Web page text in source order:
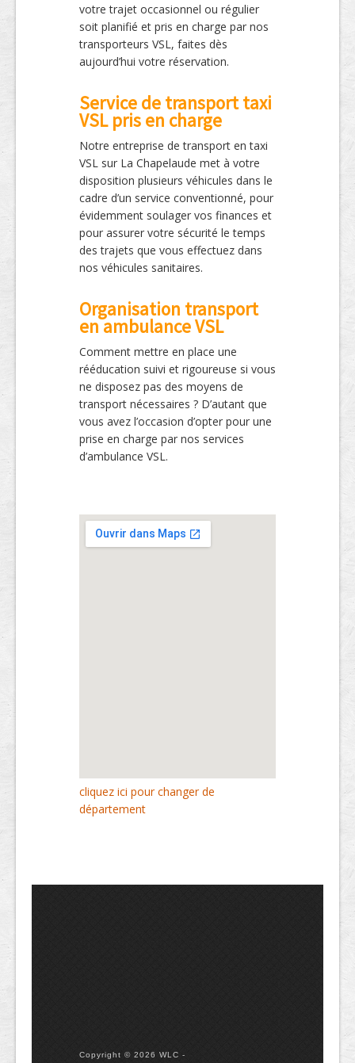
votre trajet occasionnel ou régulier
soit planifié et pris en charge par nos
transporteurs VSL, faites dès
aujourd’hui votre réservation.
Service de transport taxi
VSL pris en charge
Notre entreprise de transport en taxi
VSL sur La Chapelaude met à votre
disposition plusieurs véhicules dans le
cadre d’un service conventionné, pour
évidemment soulager vos finances et
pour assurer votre sécurité le temps
des trajets que vous effectuez dans
nos véhicules sanitaires.
Organisation transport
en ambulance VSL
Comment mettre en place une
rééducation suivi et rigoureuse si vous
ne disposez pas des moyens de
transport nécessaires ? D’autant que
vous avez l’occasion d’opter pour une
prise en charge par nos services
d’ambulance VSL.
cliquez ici pour changer de
département
Copyright © 2026 WLC -